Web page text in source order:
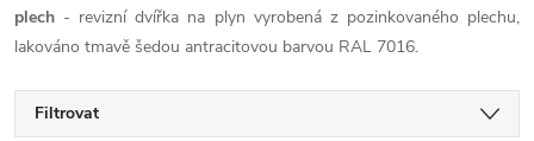
plech - revizní dvířka na plyn vyrobená z pozinkovaného plechu,
lakováno tmavě šedou antracitovou barvou RAL 7016.
Filtrovat